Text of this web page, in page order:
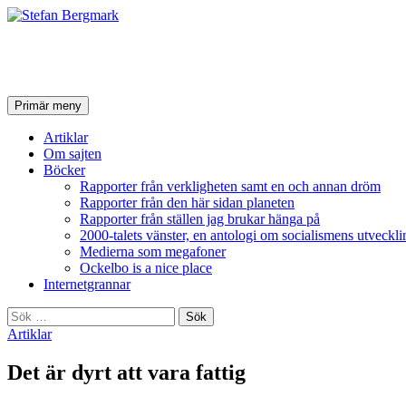
SökPrimär meny Hoppa
till
innehåll
Artiklar
Om sajten
Böcker
Rapporter från verkligheten samt en och annan dröm
Rapporter från den här sidan planeten
Rapporter från ställen jag brukar hänga på
2000-talets vänster, en antologi om socialismens
Medierna som megafoner
Ockelbo is a nice place
Internetgrannar
Sök
efter:
Artiklar
Det är dyrt att vara fattig